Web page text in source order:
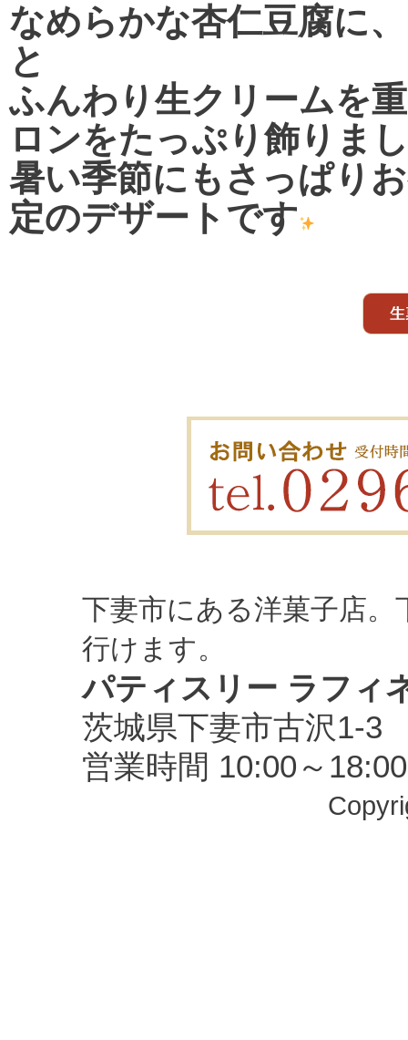
なめらかな杏仁豆腐に
と
ふんわり生クリームを
ロンをたっぷり飾りま
暑い季節にもさっぱり
定のデザートです
下妻市にある洋菓子店
行けます。
パティスリー ラフィ
茨城県下妻市古沢1-3
営業時間 10:00～